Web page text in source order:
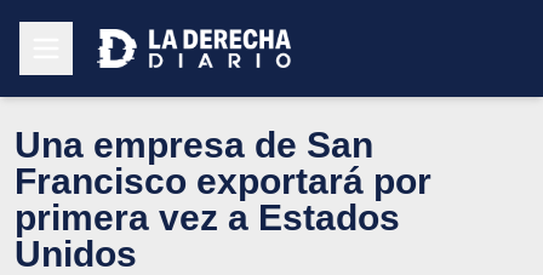
Una empresa de San
Francisco exportará por
primera vez a Estados
Unidos